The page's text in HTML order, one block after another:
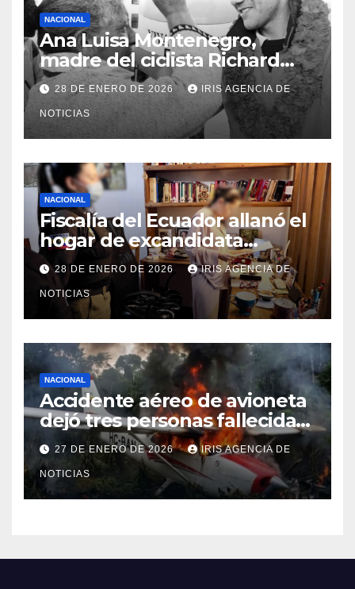
NACIONAL
Ana Luisa Montenegro,
madre del ciclista Richard
Carapaz falleció en Tulcán, a
los 73 años
28 DE ENERO DE 2026 IRIS AGENCIA DE
NOTICIAS
NACIONAL
Fiscalía del Ecuador allanó el
hogar de excandidata
presidencial vinculada al caso
Caja Chica
28 DE ENERO DE 2026 IRIS AGENCIA DE
NOTICIAS
NACIONAL
Accidente aéreo de avioneta
dejó tres personas fallecidas
en provincia de Morona
Santiago
27 DE ENERO DE 2026 IRIS AGENCIA DE
NOTICIAS